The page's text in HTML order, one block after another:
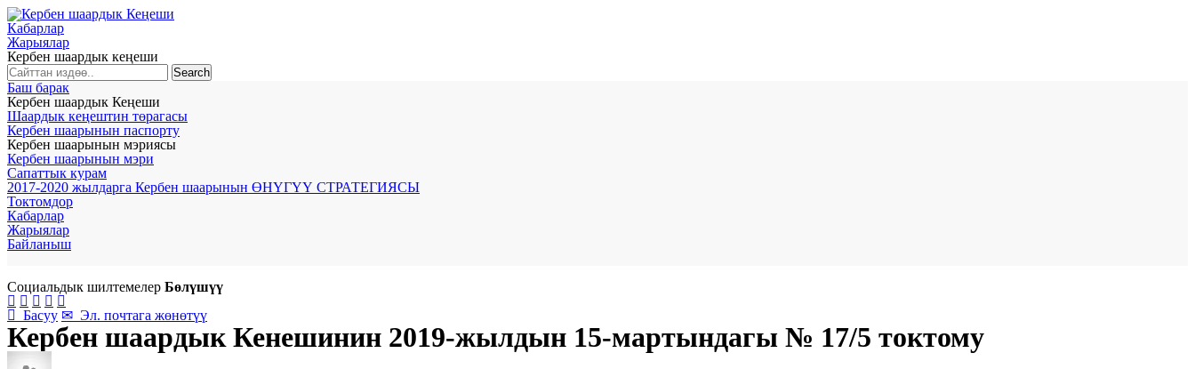
Кабарлар
Жарыялар
Кербен шаардык кеңеши
Баш барак
Кербен шаардык Кеңеши
Шаардык кеңештин төрагасы
Кербен шаарынын паспорту
Кербен шаарынын мэриясы
Кербен шаарынын мэри
Сапаттык курам
2017-2020 жылдарга Кербен шаарынын ӨНҮГҮҮ СТРАТЕГИЯСЫ
Токтомдор
Кабарлар
Жарыялар
Байланыш
Социальдык шилтемелер Бөлүшүү
    
 Басуу ✉ Эл. почтага жөнөтүү
Кербен шаардык Кенешинин 2019-жылдын 15-мартындагы № 17/5 токтому